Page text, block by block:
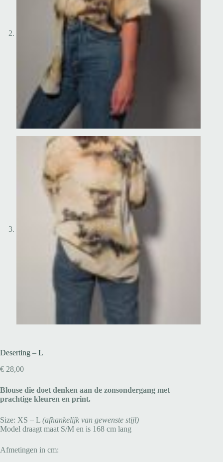
Deserting – L
€ 28,00
Blouse die doet denken aan de zonsondergang met
prachtige kleuren en print.
Size: XS – L (afhankelijk van gewenste stijl)
Model draagt maat S/M en is 168 cm lang
Afmetingen in cm: